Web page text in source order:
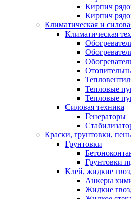
Кирпич
Кирпич
Климатическая и
Климатическая
Тепловые
Тепловые
Силовая техника
Генераторы
Краски, грунтовки,
Грунтовки
Грунтовки
Клей, жидкие
Анкеры
Жидкие